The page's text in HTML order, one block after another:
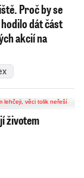
Proč by se
dát část
akcií na
životem